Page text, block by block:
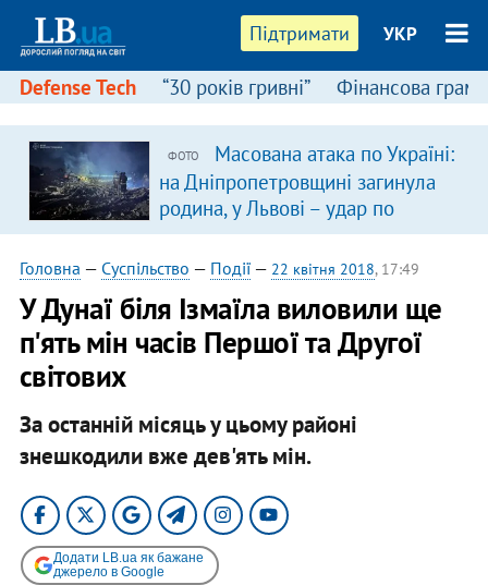
Підтримати УКР
Defense Tech “30 років гривні” Фінансова
ФОТО
Масована атака по Україні:
на Дніпропетровщині загинула
родина, у Львові – удар по
багатоповерхівках
(доповнюється)
Головна — Суспільство — Події— 22 квітня 2018, 17:49
У Дунаї біля Ізмаїла виловили ще
п'ять мін часів Першої та Другої
світових
За останній місяць у цьому районі
знешкодили вже дев'ять мін.
Додати LB.ua як бажане
джерело в Google